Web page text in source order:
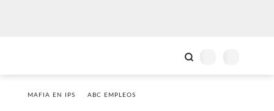
MAFIA EN IPS ABC EMPLEOS